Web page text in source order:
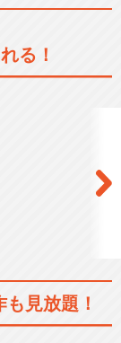
逆のルルーシ
る！
見放題！